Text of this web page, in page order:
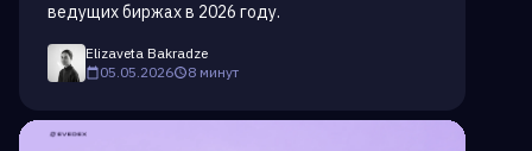
ведущих биржах в 2026 году.
Elizaveta Bakradze
05.05.2026
8 минут